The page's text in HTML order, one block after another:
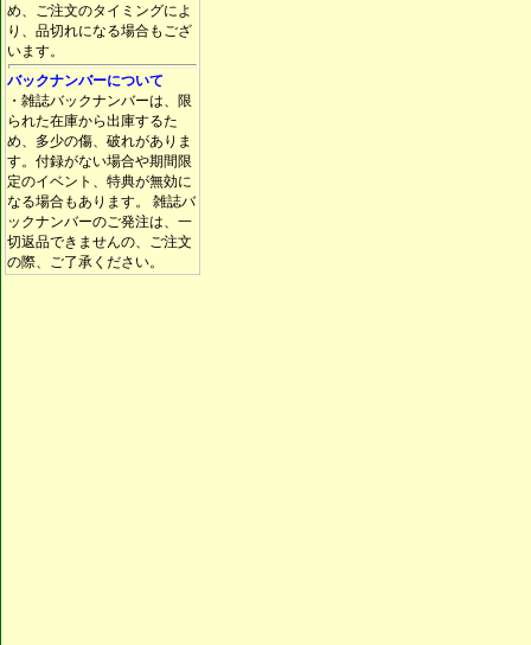
め、ご注文のタイミングによ
り、品切れになる場合もござ
います。
バックナンバーについて
・雑誌バックナンバーは、限
られた在庫から出庫するた
め、多少の傷、破れがありま
す。付録がない場合や期間限
定のイベント、特典が無効に
なる場合もあります。 雑誌バ
ックナンバーのご発注は、一
切返品できませんの、ご注文
の際、ご了承ください。